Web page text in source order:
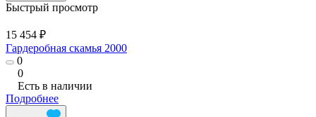
Быстрый просмотр
15 454 ₽
Гардеробная скамья 2000
0
0
Есть в наличии
Подробнее